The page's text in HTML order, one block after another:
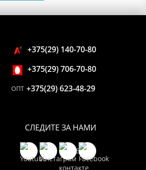
+375(29) 140-70-80
+375(29) 706-70-80
ОПТ +375(29) 623-48-29
СЛЕДИТЕ ЗА НАМИ